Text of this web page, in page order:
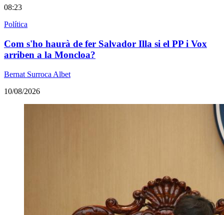
08:23
Política
Com s'ho haurà de fer Salvador Illa si el PP i Vox
arriben a la Moncloa?
Bernat Surroca Albet
10/08/2026